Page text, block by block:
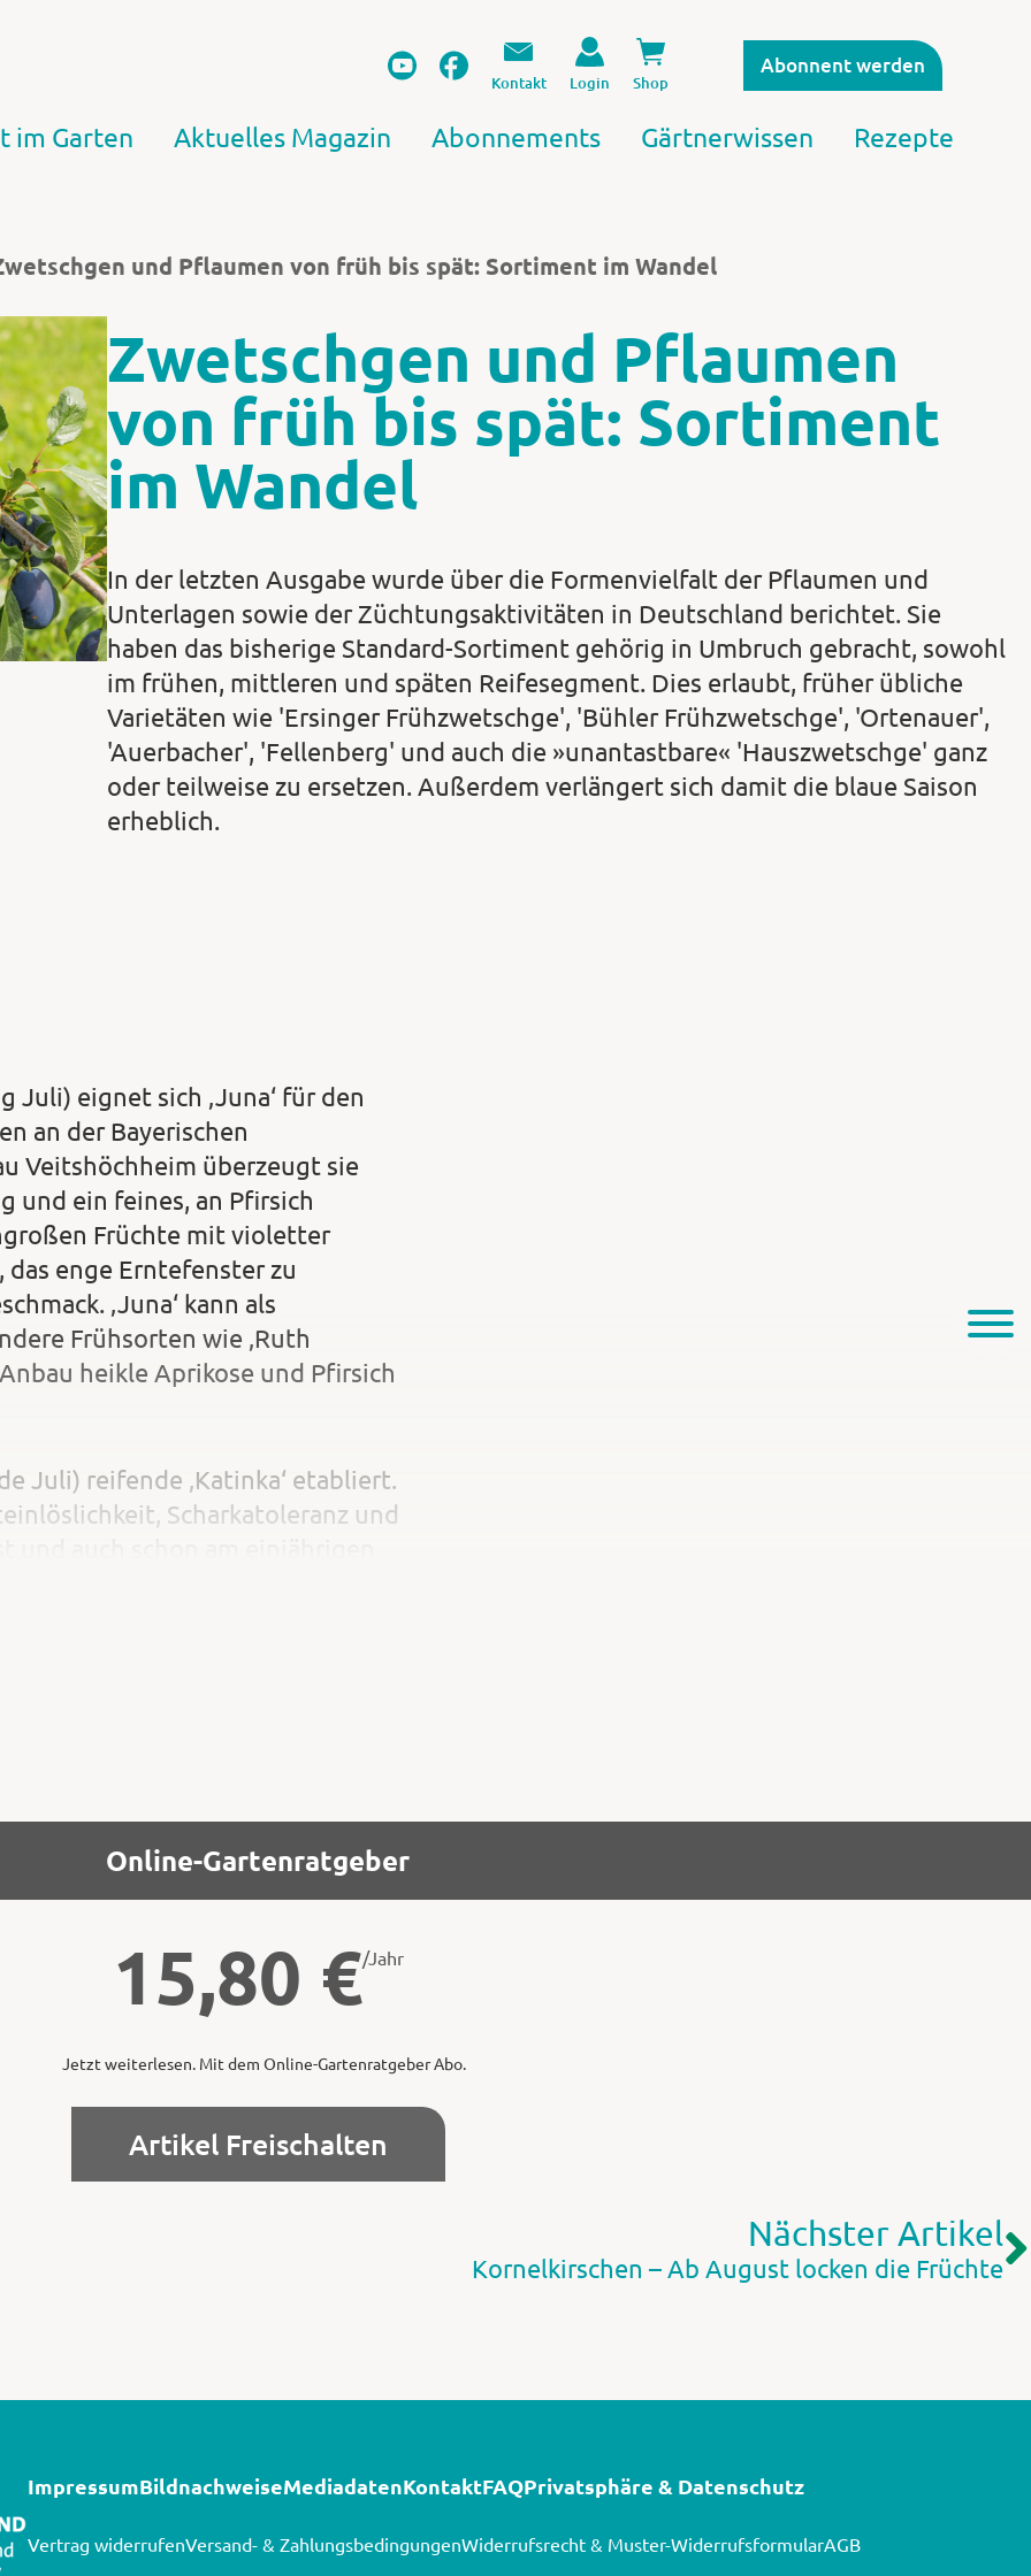
Kontakt Login Shop
Abonnent werden
im Garten Aktuelles Magazin Abonnements Gärtnerwissen Rezepte
und Pflaumen von früh bis spät: Sortiment im Wandel
Zwetschgen und Pflaumen
von früh bis spät: Sortiment
im Wandel
In der letzten Ausgabe wurde über die Formenvielfalt der Pflaumen und
Unterlagen sowie der Züchtungsaktivitäten in Deutschland berichtet. Sie
haben das bisherige Standard-Sortiment gehörig in Umbruch gebracht, sowohl
im frühen, mittleren und späten Reifesegment. Dies erlaubt, früher übliche
Varietäten wie 'Ersinger Frühzwetschge', 'Bühler Frühzwetschge', 'Ortenauer',
'Auerbacher', 'Fellenberg' und auch die »unantastbare« 'Hauszwetschge' ganz
oder teilweise zu ersetzen. Außerdem verlängert sich damit die blaue Saison
erheblich.
Juli) eignet sich ‚Juna‘ für den
an der Bayerischen
Veitshöchheim überzeugt sie
und ein feines, an Pfirsich
Früchte mit violetter
enge Erntefenster zu
‚Juna‘ kann als
Frühsorten wie ‚Ruth
heikle Aprikose und Pfirsich
Juli) reifende ‚Katinka‘ etabliert.
Scharkatoleranz und
Online-Gartenratgeber
15,80 €/Jahr
Jetzt weiterlesen. Mit dem Online-Gartenratgeber Abo.
Artikel Freischalten
Nächster Artikel
Kornelkirschen – Ab August locken die Früchte
ImpressumBildnachweiseMediadatenKontaktFAQPrivatsphäre & Datenschutz
Vertrag widerrufenVersand- & ZahlungsbedingungenWiderrufsrecht & Muster-WiderrufsformularAGB